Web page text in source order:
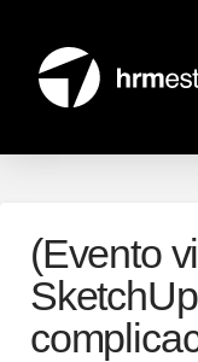
(Evento